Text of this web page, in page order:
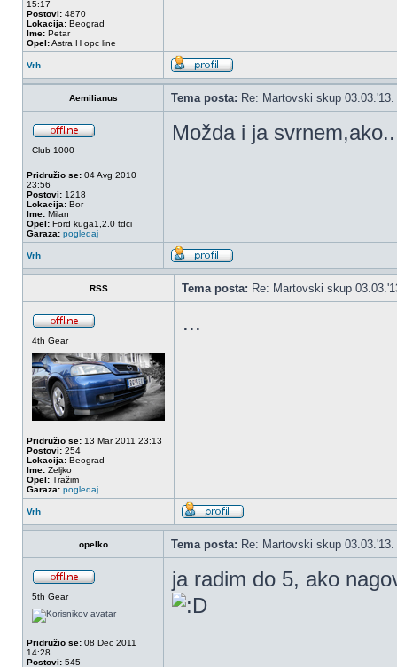
15:17
Postovi: 4870
Lokacija: Beograd
Ime: Petar
Opel:Astra H opc line
Vrh
Aemilianus Tema posta: Re: Martovski skup
Club 1000
Pridružio se: 04 Avg 2010
23:56
Postovi: 1218
Lokacija: Bor
Ime: Milan
Opel: Ford kuga1,2.0 tdci
Garaza: pogledaj
Možda i ja svrnem,ako..
Vrh
RSS Tema posta: Re: Martovski skup
4th Gear
Pridružio se: 13 Mar 2011 23:13
Postovi: 254
Lokacija: Beograd
Ime: Zeljko
Opel: Tražim
Garaza: pogledaj
...
Vrh
opelko Tema posta: Re: Martovski skup
5th Gear
Pridružio se: 08 Dec 2011
14:28
Postovi: 545
ja radim do 5, ako